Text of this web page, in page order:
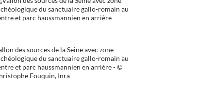
des sources de la Seine avec zone
du sanctuaire gallo-romain au
et parc haussmannien en arrière - ©
Fouquin, Inra